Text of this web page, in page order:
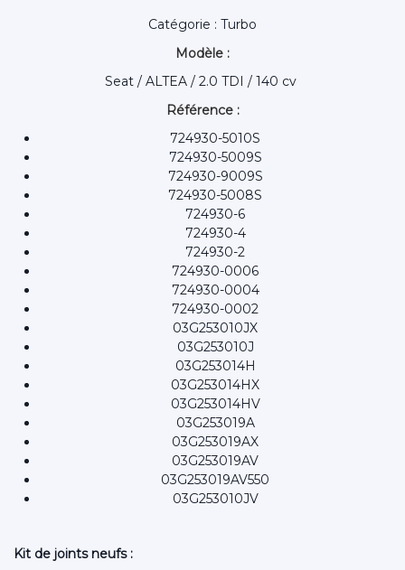
Catégorie : Turbo
Modèle :
Seat / ALTEA / 2.0 TDI / 140 cv
Référence :
724930-5010S
724930-5009S
724930-9009S
724930-5008S
724930-6
724930-4
724930-2
724930-0006
724930-0004
724930-0002
03G253010JX
03G253010J
03G253014H
03G253014HX
03G253014HV
03G253019A
03G253019AX
03G253019AV
03G253019AV550
03G253010JV
Kit de joints neufs :